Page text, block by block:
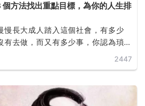
方法找出重點目標，為你的人生排
慢長大成人踏入這個社會，有多少
有去做，而又有多少事，你認為瑣
任時間無聲無息的流向縫隙無影無2447